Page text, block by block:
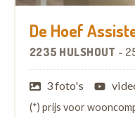
De Hoef
2235 HULSHOUT -
3 foto's
(*) prijs voor